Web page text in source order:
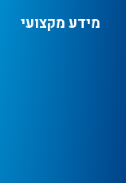
מידע מקצועי